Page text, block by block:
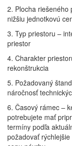
2. Plocha riešeného
nižšiu jednotkovú
3. Typ priestoru –
priestor
4. Charakter
rekonštrukcia
5. Požadovaný
náročnosť
6. Časový rámec –
potrebujete mať
termíny podľa
požadovať